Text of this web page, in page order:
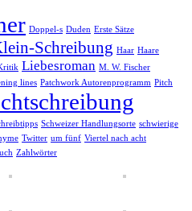
Doppel-s Duden Erste Sätze
Schreibung Haar Haare
Liebesroman M. W. Fischer
lines Patchwork Autorenprogramm Pitch
Schweizer Handlungsorte schwierige
Twitter um fünf Viertel nach acht
Zahlwörter